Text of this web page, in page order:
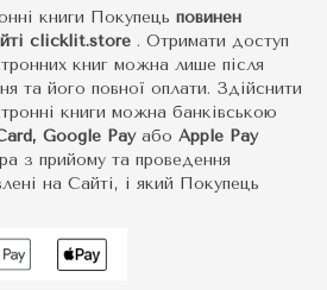
книги Покупець повинен
clicklit.store . Отримати доступ
книг можна лише після
та його повної оплати. Здійснити
книги можна банківською
Google Pay або Apple Pay
з прийому та проведення
на Сайті, і який Покупець